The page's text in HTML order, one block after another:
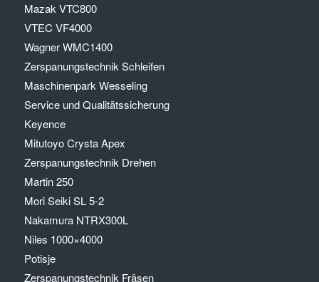
Mazak VTC800
VTEC VF4000
Wagner WMC1400
Zerspanungstechnik Schleifen
Maschinenpark Wesseling
Service und Qualitätssicherung
Keyence
Mitutoyo Crysta Apex
Zerspanungstechnik Drehen
Martin 250
Mori Seiki SL 5-2
Nakamura NTRX300L
Niles 1000×4000
Potisje
Zerspanungstechnik Fräsen